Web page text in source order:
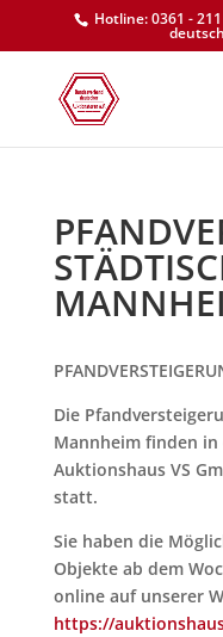
Hotline: 0361 -
Die
Mannheim finden
Auktionshaus VS
statt.
Sie haben die
Objekte ab dem
online auf unserer
https://